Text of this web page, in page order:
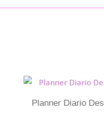
Planner Diario